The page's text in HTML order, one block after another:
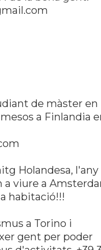
de màster en
a Finlandia
Holandesa,
a viure a
habitació!!!
a Torino i
gent per poder